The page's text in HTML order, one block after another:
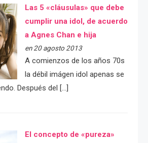
Las 5 «cláusulas» que debe
cumplir una idol, de acuerdo
a Agnes Chan e hija
en 20 agosto 2013
A comienzos de los años 70s
la débil imágen idol apenas se
Después del […]
El concepto de «pureza»